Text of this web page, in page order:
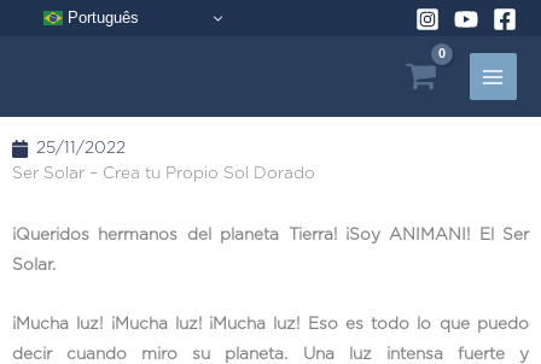
Português
25/11/2022
Ser Solar – Crea tu Propio Sol Dorado
¡Queridos hermanos del planeta Tierra! ¡Soy ANIMANI! El Ser
Solar.
¡Mucha luz! ¡Mucha luz! ¡Mucha luz! Eso es todo lo que puedo
decir cuando miro su planeta. Una luz intensa fuerte y